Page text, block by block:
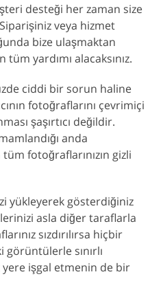
desteği her zaman size
veya hizmet
bize ulaşmaktan
yardımı alacaksınız.
ciddi bir sorun haline
fotoğraflarını çevrimiçi
şaşırtıcı değildir.
anda
fotoğraflarınızın gizli
yükleyerek gösterdiğiniz
asla diğer taraflarla
sızdırılırsa hiçbir
sınırlı
yere işgal etmenin de bir